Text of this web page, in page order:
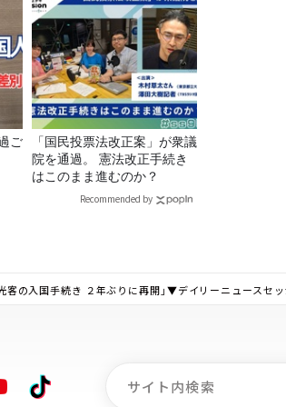
ご
「国民投票法改正案」が衆議
院を通過。 憲法改正手続き
はこのまま進むのか？
Recommended by
客の入国手続き ２年ぶりに再開」▼デイリーニュースセ